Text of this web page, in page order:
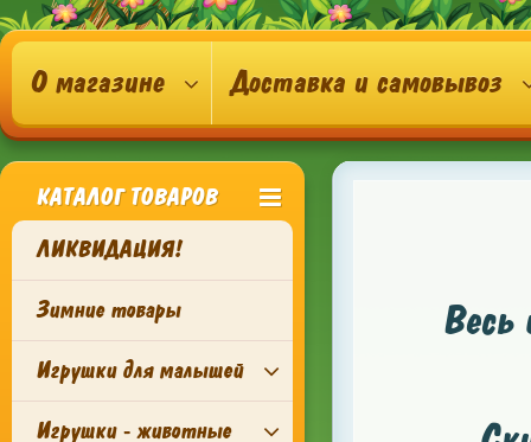
О магазине Доставка и самовывоз
КАТАЛОГ ТОВАРОВ
ЛИКВИДАЦИЯ!
Зимние товары
Игрушки для малышей
Игрушки - животные
Весь